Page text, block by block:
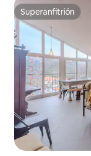
Superanfitrión
Superanfitrión